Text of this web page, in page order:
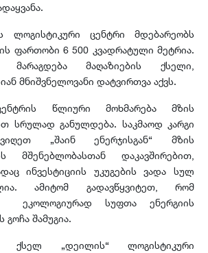
ლოგისტიკური ცენტრი მდებარეობს
ფართობი 6 500 კვადრატული მეტრია.
მაღაზიების ქსელი,
მნიშვნელოვანი დატვირთვა აქვს.
წლიური მოხმარება მზის
სრულად განულდება. საკმაოდ კარგი
„შაინ ენერჯისგან“ მზის
მშენებლობასთან დაკავშირებით,
ინვესტიციის უკუგების ვადა სულ
ამიტომ გადავწყვიტეთ, რომ
ეკოლოგიურად სუფთა ენერგიის
გოჩა შამუგია.
ქსელ „დეილის“ ლოგისტიკური